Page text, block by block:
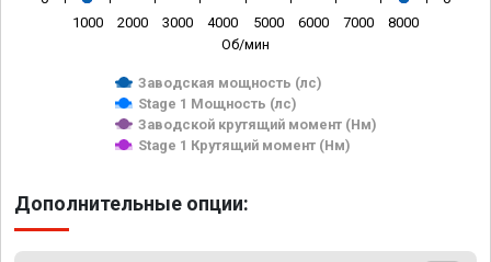
Об/мин
Заводская мощность (лс)
Stage 1 Мощность (лс)
Заводской крутящий момент (Нм)
Stage 1 Крутящий момент (Нм)
1000 2000 3000 4000 5000 6000 7000 8000
Дополнительные опции: